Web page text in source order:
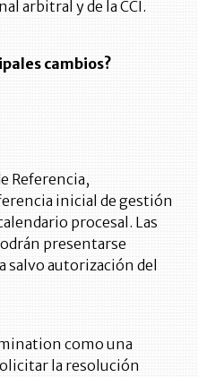
arbitral y de la CCI.
cambios?
Referencia,
inicial de gestión
procesal. Las
presentarse
salvo autorización del
como una
la resolución